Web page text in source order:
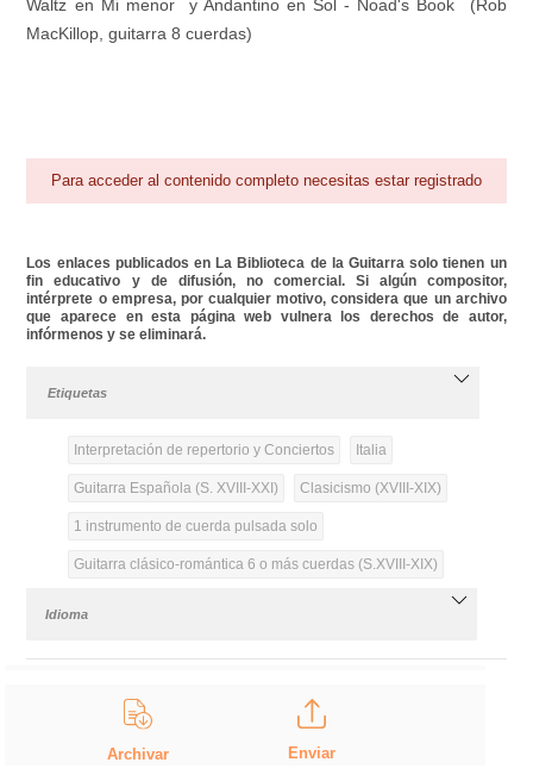
Área personal
Waltz en Mi menor y Andantino en Sol - Noad's Book (Rob
MacKillop, guitarra 8 cuerdas)
Para acceder al contenido completo necesitas estar registrado
Los enlaces publicados en La Biblioteca de la Guitarra solo tienen un
fin educativo y de difusión, no comercial. Si algún compositor,
intérprete o empresa, por cualquier motivo, considera que un archivo
que aparece en esta página web vulnera los derechos de autor,
infórmenos y se eliminará.
Etiquetas
Interpretación de repertorio y Conciertos Italia
Guitarra Española (S. XVIII-XXI) Clasicismo (XVIII-XIX)
1 instrumento de cuerda pulsada solo
Guitarra clásico-romántica 6 o más cuerdas (S.XVIII-XIX)
Idioma
Archivar Enviar